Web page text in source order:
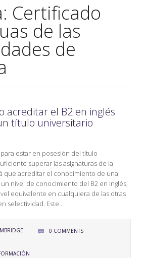
Certificado
de las
de
acreditar el B2 en inglés
título universitario
estar en posesión del título
superar las asignaturas de la
que acreditar el conocimiento de una
nivel de conocimiento del B2 en Inglés,
equivalente en cualquiera de las otras
selectividad. Este…
 0 COMMENTS